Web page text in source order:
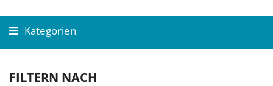
Kategorien
FILTERN NACH